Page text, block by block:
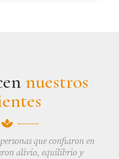
nuestros

que confiaron en
alivio, equilibrio y